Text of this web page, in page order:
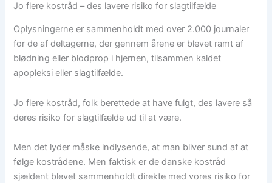
Jo flere kostråd – des lavere risiko for slagtilfælde
Oplysningerne er sammenholdt med over 2.000 journaler
for de af deltagerne, der gennem årene er blevet ramt af
blødning eller blodprop i hjernen, tilsammen kaldet
apopleksi eller slagtilfælde.
Jo flere kostråd, folk berettede at have fulgt, des lavere så
deres risiko for slagtilfælde ud til at være.
Men det lyder måske indlysende, at man bliver sund af at
følge kostrådene. Men faktisk er de danske kostråd
sjældent blevet sammenholdt direkte med vores risiko for